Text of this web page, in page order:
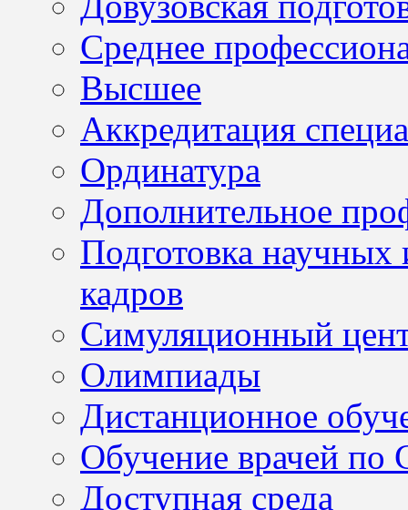
Среднее
Высшее
Аккредитация
Ординатура
Дополнительное
Подготовка научных
кадров
Симуляционный
Олимпиады
Дистанционное
Обучение врачей по
Доступная среда